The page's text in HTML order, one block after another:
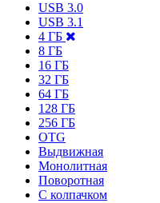
USB 3.0
USB 3.1
4 ГБ
8 ГБ
16 ГБ
32 ГБ
64 ГБ
128 ГБ
256 ГБ
OTG
Выдвижная
Монолитная
Поворотная
С колпачком